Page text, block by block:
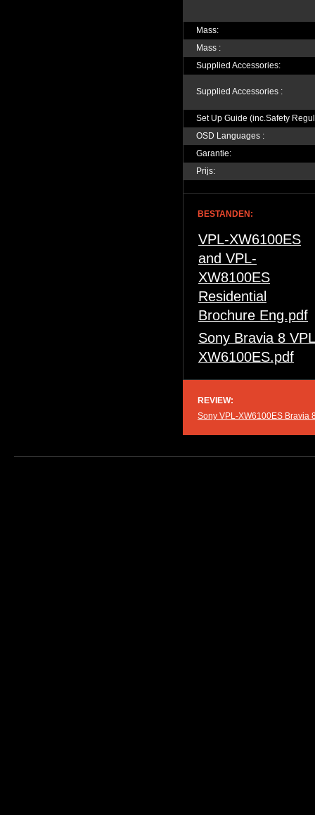
Mass:
Mass :
Supplied Accessories:
Supplied Accessories :
Set Up Guide (inc.Safety
OSD Languages :
Garantie:
Prijs:
BESTANDEN:
VPL-XW6100ES
and VPL-
XW8100ES
Residential
Brochure Eng.pdf
Sony Bravia 8
XW6100ES.pdf
REVIEW:
Sony VPL-XW6100ES Bravia